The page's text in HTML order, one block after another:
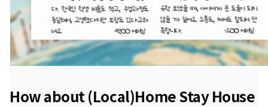
How about (Local)Home Stay House